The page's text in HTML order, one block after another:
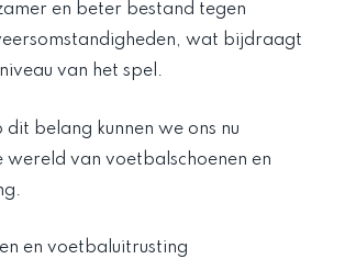
en beter bestand tegen
wat bijdraagt
van het spel.
belang kunnen we ons nu
wereld van voetbalschoenen en
en voetbaluitrusting